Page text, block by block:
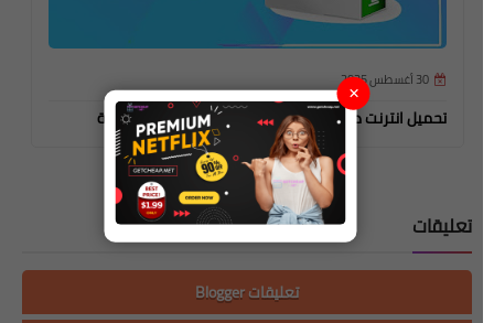
30 أغسطس 2025
تحميل انترنت داونلود مانجر مع الكراك 2025 مدى الحياة
تعليقات
تعليقات Blogger
×